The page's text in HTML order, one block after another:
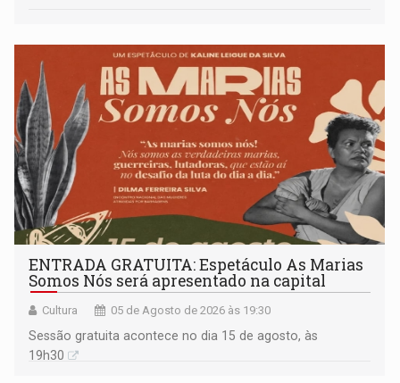
ENTRADA GRATUITA: Espetáculo As Marias
Somos Nós será apresentado na capital
Cultura 05 de Agosto de 2026 às 19:30
Sessão gratuita acontece no dia 15 de agosto, às
19h30